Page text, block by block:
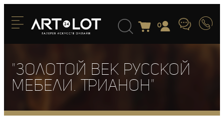
0
"Золотой век русской
мебели. Трианон"